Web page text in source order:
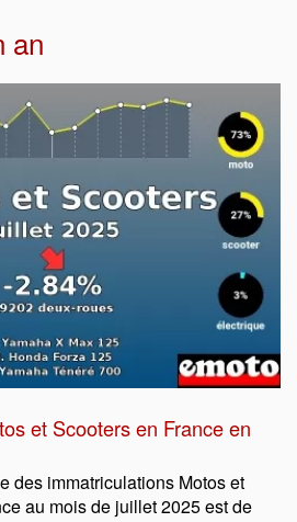
an
et Scooters en France en
des immatriculations Motos et
au mois de juillet 2025 est de